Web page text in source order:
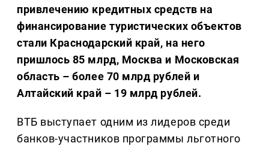
привлечению кредитных средств на
финансирование туристических объектов
стали Краснодарский край, на него
пришлось 85 млрд, Москва и Московская
область – более 70 млрд рублей и
Алтайский край – 19 млрд рублей.
ВТБ выступает одним из лидеров среди
банков-участников программы льготного